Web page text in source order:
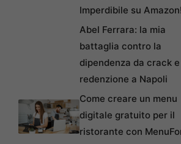
Imperdibile su Amazon!
Abel Ferrara: la mia
battaglia contro la
dipendenza da crack
redenzione a Napoli
Come creare un menu
digitale gratuito per il
ristorante con